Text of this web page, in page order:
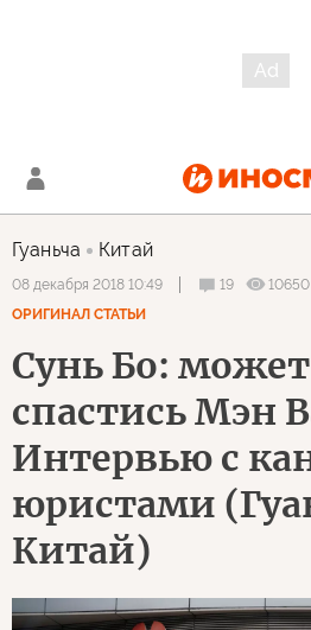
Гуаньча Китай
08 декабря 2018 10:49 19
10650
ОРИГИНАЛ СТАТЬИ
Сунь Бо:
спастись Мэн
Интервью с
юристами
Китай)